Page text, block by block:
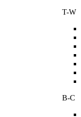
T-W
В-С